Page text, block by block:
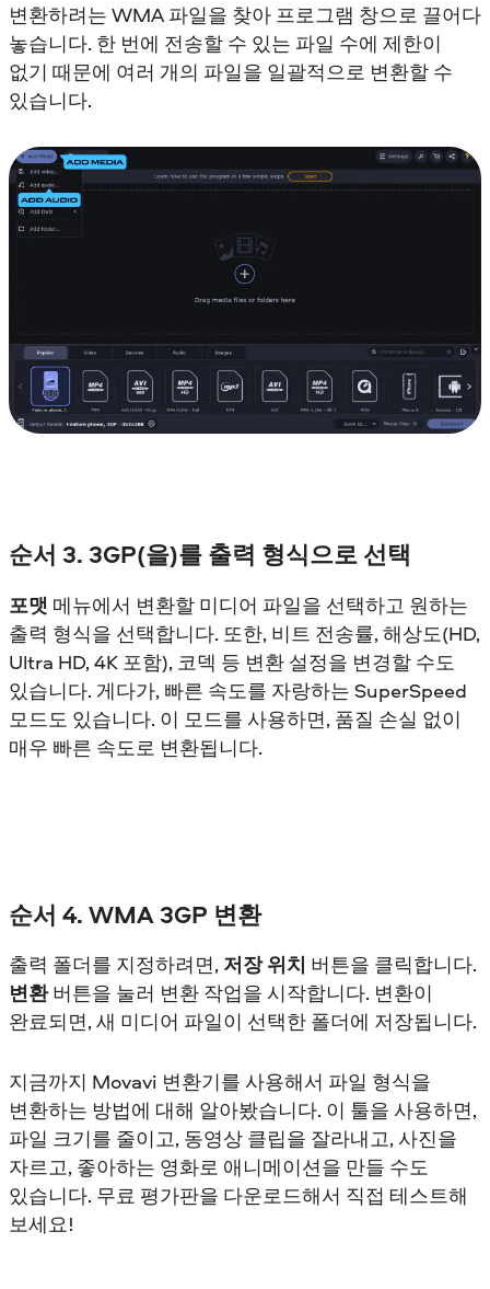
변환하려는 WMA 파일을 찾아 프로그램 창으로 끌어다
놓습니다. 한 번에 전송할 수 있는 파일 수에 제한이
없기 때문에 여러 개의 파일을 일괄적으로 변환할 수
있습니다.
순서 3. 3GP(을)를 출력 형식으로 선택
포맷 메뉴에서 변환할 미디어 파일을 선택하고 원하는
출력 형식을 선택합니다. 또한, 비트 전송률, 해상도(HD,
Ultra HD, 4K 포함), 코덱 등 변환 설정을 변경할 수도
있습니다. 게다가, 빠른 속도를 자랑하는 SuperSpeed
모드도 있습니다. 이 모드를 사용하면, 품질 손실 없이
매우 빠른 속도로 변환됩니다.
순서 4. WMA 3GP 변환
출력 폴더를 지정하려면, 저장 위치 버튼을 클릭합니다.
변환버튼을 눌러 변환 작업을 시작합니다. 변환이
완료되면, 새 미디어 파일이 선택한 폴더에 저장됩니다.
지금까지 Movavi 변환기를 사용해서 파일 형식을
변환하는 방법에 대해 알아봤습니다. 이 툴을 사용하면,
파일 크기를 줄이고, 동영상 클립을 잘라내고, 사진을
자르고, 좋아하는 영화로 애니메이션을 만들 수도
있습니다. 무료 평가판을 다운로드해서 직접 테스트해
보세요!